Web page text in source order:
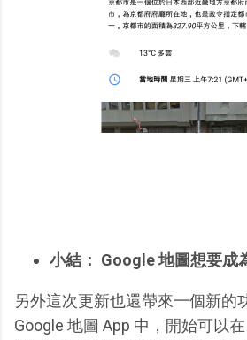
小結： Google 地圖想要成
另外這次更新也還帶來一個新的
Google 地圖 App 中，開始可以